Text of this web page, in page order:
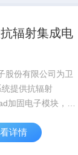
辐射集成电
股份有限公司为卫
提供抗辐射
加固电子模块，在
到航天级标准
详情